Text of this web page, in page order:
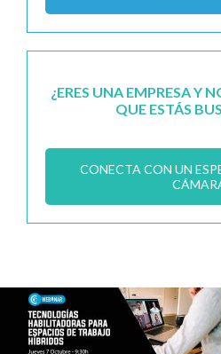
¿ERES UNA EMPRESA Y
QUE ESTÁS
CONECTA CON UN